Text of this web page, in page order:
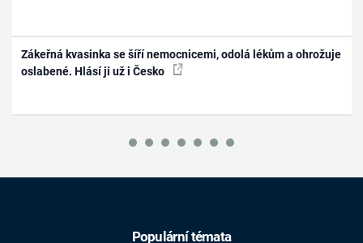
Zákeřná kvasinka se šíří nemocnicemi, odolá lékům a ohrožuje
oslabené. Hlásí ji už i Česko
Populární témata